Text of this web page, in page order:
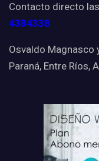
Contacto directo
4384338
Osvaldo Magnasco
Paraná, Entre Ríos,